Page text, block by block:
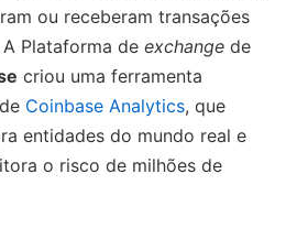
ou receberam transações
Plataforma de exchange de
criou uma ferramenta
Coinbase Analytics, que
entidades do mundo real e
o risco de milhões de